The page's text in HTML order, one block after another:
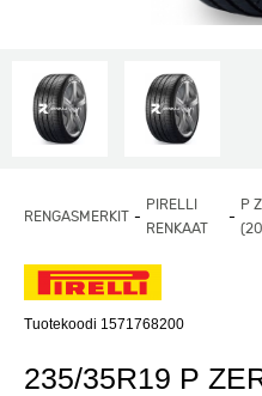
RENGASMERKIT
PIRELLI
RENKAAT
P
Tuotekoodi 1571768200
235/35R19 P